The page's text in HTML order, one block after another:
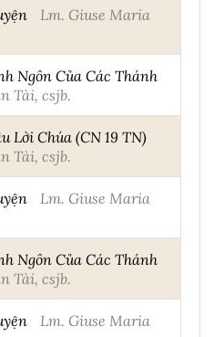
Lm. Giuse Maria
Ngôn Của Các Thánh
Tài, csjb.
Lời Chúa (CN 19 TN)
Tài, csjb.
Lm. Giuse Maria
Ngôn Của Các Thánh
Tài, csjb.
Lm. Giuse Maria